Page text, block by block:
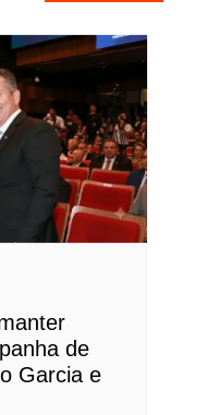
de
Garcia e